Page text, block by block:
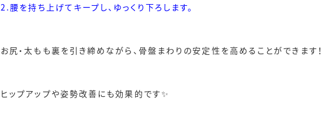
2.腰を持ち上げてキープし、ゆっくり下ろします。
お尻・太もも裏を引き締めながら、骨盤まわりの安定性を高めることができます！
ヒップアップや姿勢改善にも効果的です✨